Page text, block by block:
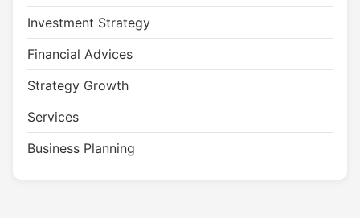
Investment Strategy
Financial Advices
Strategy Growth
Services
Business Planning